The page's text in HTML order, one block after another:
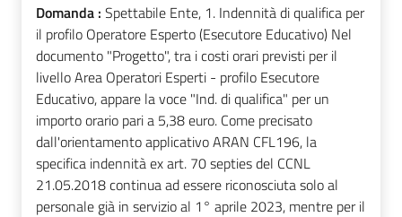
Domanda : Spettabile Ente, 1. Indennità di qualifica per
il profilo Operatore Esperto (Esecutore Educativo) Nel
documento "Progetto", tra i costi orari previsti per il
livello Area Operatori Esperti - profilo Esecutore
Educativo, appare la voce "Ind. di qualifica" per un
importo orario pari a 5,38 euro. Come precisato
dall'orientamento applicativo ARAN CFL196, la
specifica indennità ex art. 70 septies del CCNL
21.05.2018 continua ad essere riconosciuta solo al
personale già in servizio al 1° aprile 2023, mentre per il